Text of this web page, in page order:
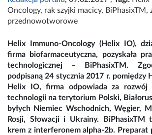
Oncology, rak szyjki macicy, BiPhasixTM ,
przednowotworowe
Helix Immuno-Oncology (Helix IO),
firma biofarmaceutyczna, pozyskała
technologicznej – BiPhasixTM.
podpisaną 24 stycznia 2017 r. pomiędzy
Helix IO, firma odpowiada za rozwój
technologii na terytorium Polski,
byłych Niemiec Wschodnich, Węgier,
Rosji, Słowacji i Ukrainy. BiPhasixTM
krem z interferonem alpha-2b. Preparat